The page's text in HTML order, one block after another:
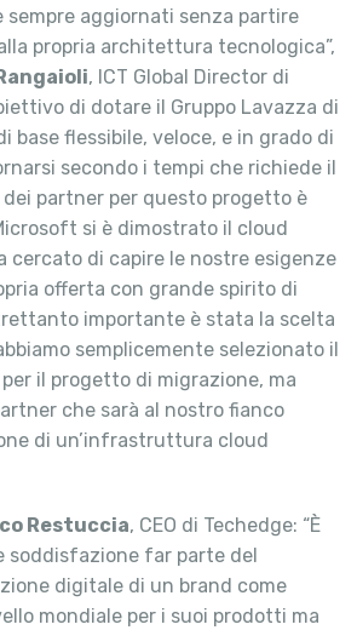
sempre aggiornati senza partire
propria architettura tecnologica”,
, ICT Global Director di
di dotare il Gruppo Lavazza di
base flessibile, veloce, e in grado di
secondo i tempi che richiede il
dei partner per questo progetto è
si è dimostrato il cloud
cercato di capire le nostre esigenze
offerta con grande spirito di
importante è stata la scelta
semplicemente selezionato il
il progetto di migrazione, ma
che sarà al nostro fianco
di un’infrastruttura cloud
Restuccia, CEO di Techedge: “È
soddisfazione far parte del
digitale di un brand come
mondiale per i suoi prodotti ma